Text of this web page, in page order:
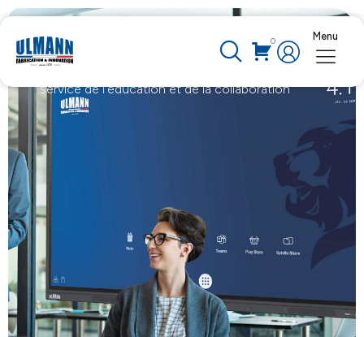
0 Menu
Écrans interactifs
service de l’éducation et de la collaboration